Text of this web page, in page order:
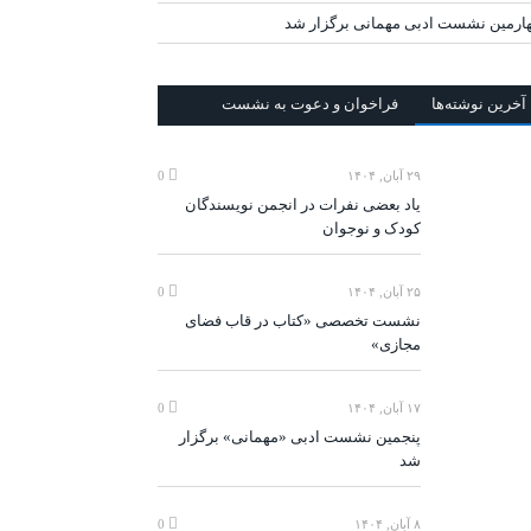
نشست ادبی مهمانی برگزار شد
آخرين‌ نوشته‌ها فراخوان و دعوت به نشست
۲۹ آبان, ۱۴۰۴
یاد بعضی نفرات در انجمن نویسندگان
کودک و نوجوان
۲۵ آبان, ۱۴۰۴
نشست تخصصی «کتاب در قاب فضای
مجازی»
۱۷ آبان, ۱۴۰۴
پنجمین نشست ادبی «مهمانی» برگزار
شد
۸ آبان, ۱۴۰۴